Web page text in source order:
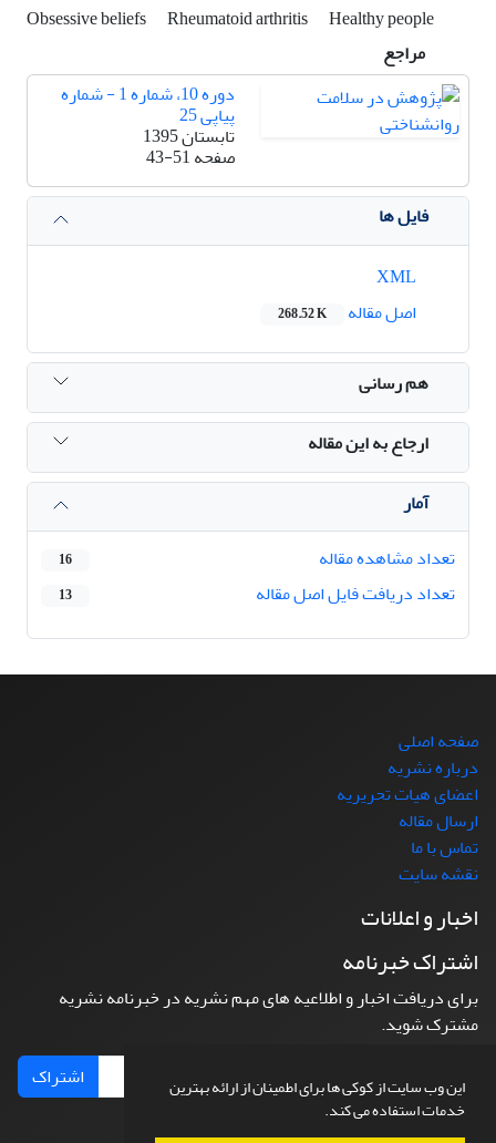
این وب سایت از کوکی ها برای اطمینان از ارائه بهترین
خدمات استفاده می کند.
Obsessive beliefs Rheumatoid arthritis
Healthy people
مراجع
دوره 10، شماره 1 - شماره
پیاپی 25
تابستان 1395
صفحه43-51
فایل ها
اصل مقاله
268.52 K
هم رسانی
ارجاع به این مقاله
آمار
تعداد مشاهده مقاله
16
تعداد دریافت فایل اصل مقاله 13
صفحه اصلی
درباره نشریه
اعضای هیات تحریریه
ارسال مقاله
تماس با ما
نقشه سایت
اخبار و اعلانات
اشتراک خبرنامه
برای دریافت اخبار و اطلاعیه های مهم نشریه در خبرنامه نشریه
مشترک شوید.
اشتراک